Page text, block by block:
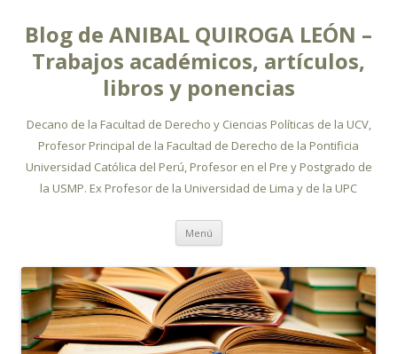
Blog de ANIBAL QUIROGA LEÓN –
Trabajos académicos, artículos,
libros y ponencias
Decano de la Facultad de Derecho y Ciencias Políticas de la UCV,
Profesor Principal de la Facultad de Derecho de la Pontificia
Universidad Católica del Perú, Profesor en el Pre y Postgrado de
la USMP. Ex Profesor de la Universidad de Lima y de la UPC
Menú Ir
contenido